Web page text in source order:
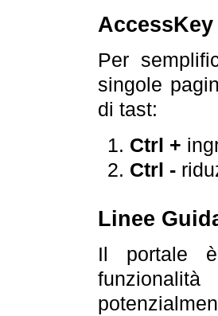
AccessKey
Per
singole
di tast:
Ctrl +
Ctrl -
Linee
Il portale